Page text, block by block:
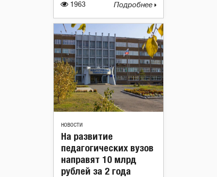
1963 Подробнее
НОВОСТИ
На развитие
педагогических вузов
направят 10 млрд
рублей за 2 года